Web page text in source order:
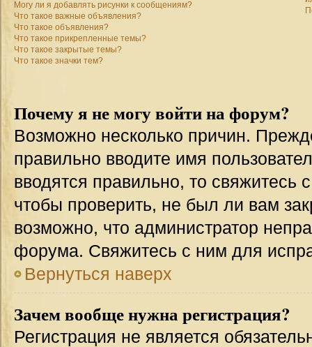
Могу ли я добавлять рисунки к сообщениям?
Что такое важные объявления?
Что такое объявления?
Что такое прикрепленные темы?
Что такое закрытые темы?
Что такое значки тем?
Почему я не могу войти на форум?
Возможно несколько причин.
правильно вводите имя
вводятся правильно, то
чтобы проверить, не был ли вам
возможно, что администратор
форума. Свяжитесь с ним для
Вернуться наверх
Зачем вообще нужна регистрация?
Регистрация не является